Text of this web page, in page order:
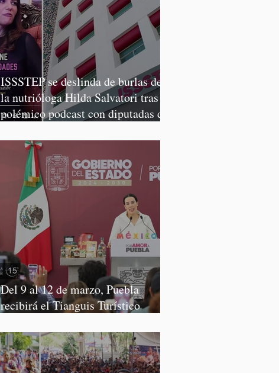
ISSSTEP se deslinda de burlas de
la nutrióloga Hilda Salvatori tras
polémico podcast con diputadas de
Del 9 al 12 de marzo, Puebla
recibirá el Tianguis Turístico